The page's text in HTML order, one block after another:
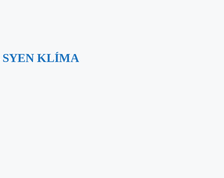
SYEN KLÍMA